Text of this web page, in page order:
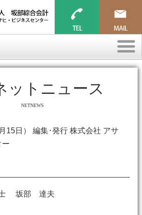
ットニュース
NETNEWS
15日） 編集･発行 株式会社 アサ
ー
士 坂部 達夫